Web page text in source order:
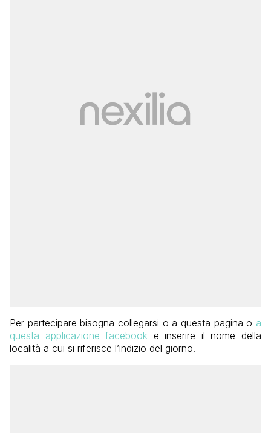
Per partecipare bisogna collegarsi o a questa pagina o a
questa applicazione facebook e inserire il nome della
località a cui si riferisce l’indizio del giorno.